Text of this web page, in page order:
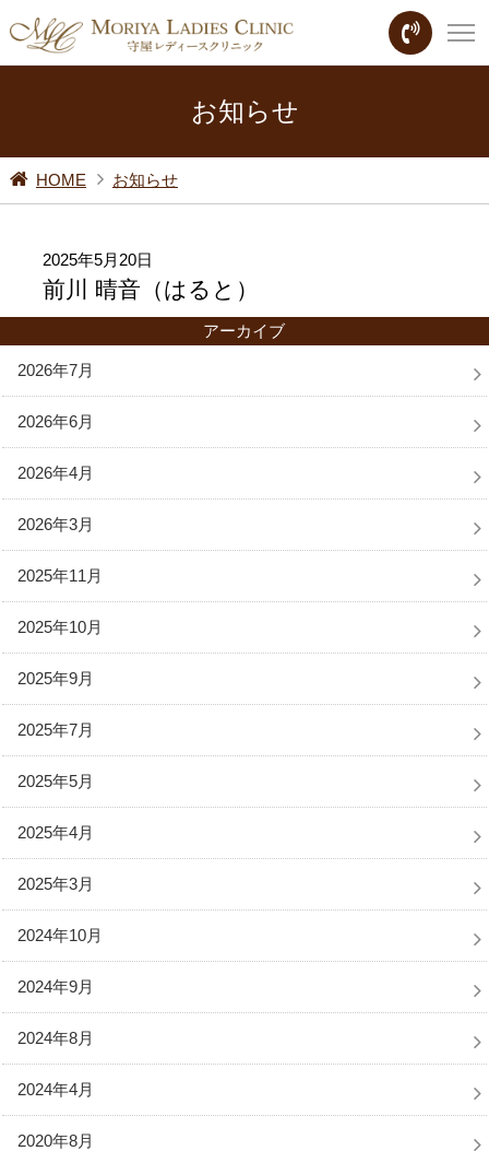
お知らせ
HOME お知らせ
2025年5月20日
前川 晴音（はると）
アーカイブ
2026年7月
2026年6月
2026年4月
2026年3月
2025年11月
2025年10月
2025年9月
2025年7月
2025年5月
2025年4月
2025年3月
2024年10月
2024年9月
2024年8月
2024年4月
2020年8月